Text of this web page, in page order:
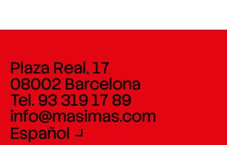
Plaza Real, 17
08002 Barcelona
Tel. 93 319 17 89
info@masimas.com
Español